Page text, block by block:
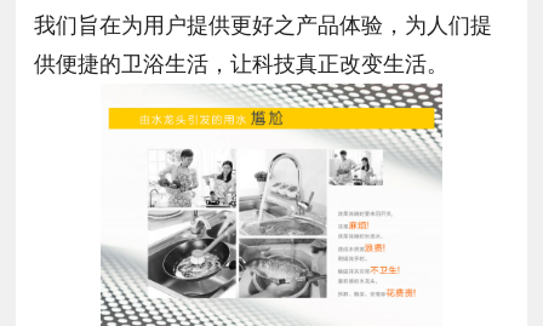
我们旨在为用户提供更好之产品体验，为人们提
供便捷的卫浴生活，让科技真正改变生活。